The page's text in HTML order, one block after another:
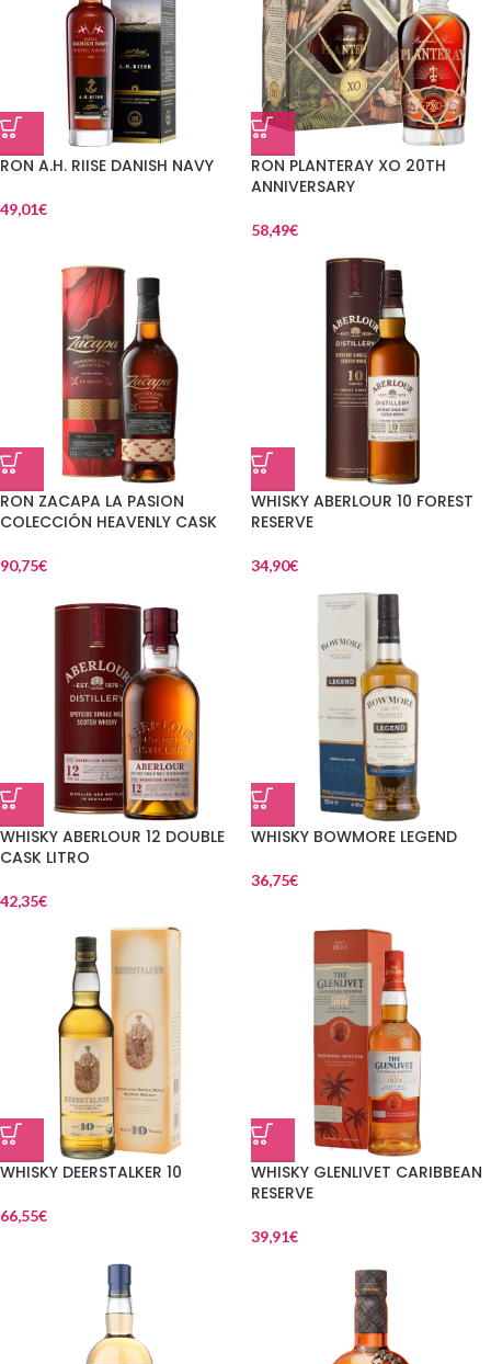
RON A.H. RIISE DANISH NAVY
49,01€
RON PLANTERAY XO 20TH
ANNIVERSARY
58,49€
RON ZACAPA LA PASION
COLECCIÓN HEAVENLY CASK
90,75€
WHISKY ABERLOUR 10 FOREST
RESERVE
34,90€
WHISKY ABERLOUR 12 DOUBLE
CASK LITRO
42,35€
WHISKY BOWMORE LEGEND
36,75€
WHISKY DEERSTALKER 10
66,55€
WHISKY GLENLIVET CARIBBEAN
RESERVE
39,91€